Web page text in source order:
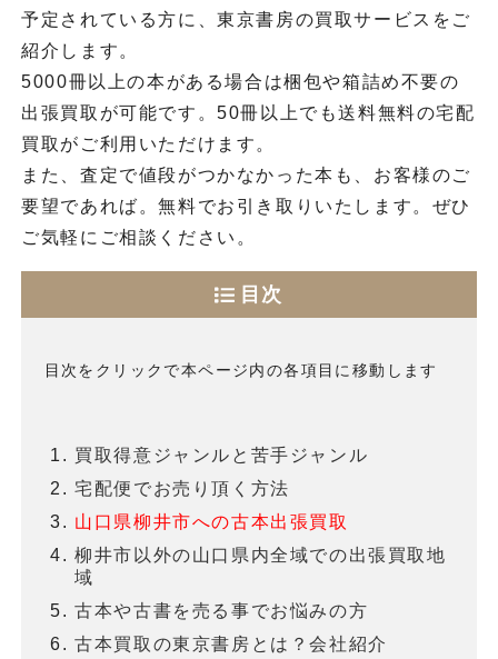
予定されている方に、東京書房の買取サービスをご
紹介します。
5000冊以上の本がある場合は梱包や箱詰め不要の
出張買取が可能です。50冊以上でも送料無料の宅配
買取がご利用いただけます。
また、査定で値段がつかなかった本も、お客様のご
要望であれば。無料でお引き取りいたします。ぜひ
ご気軽にご相談ください。
目次
目次をクリックで本ページ内の各項目に移動します
買取得意ジャンルと苦手ジャンル
宅配便でお売り頂く方法
山口県柳井市への古本出張買取
柳井市以外の山口県内全域での出張買取地
域
古本や古書を売る事でお悩みの方
古本買取の東京書房とは？会社紹介